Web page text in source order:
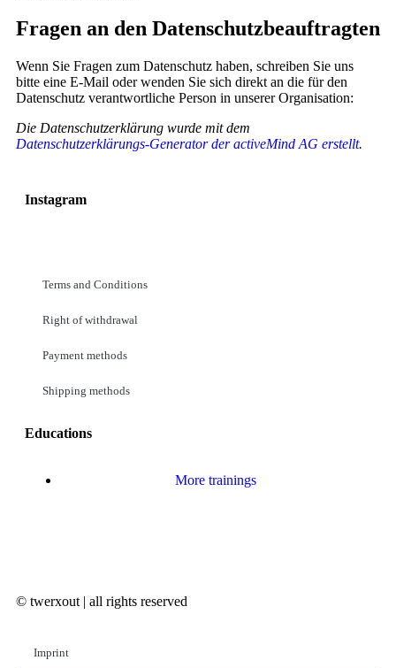
Fragen an den Datenschutzbeauftragten
Wenn Sie Fragen zum Datenschutz haben, schreiben Sie uns
bitte eine E-Mail oder wenden Sie sich direkt an die für den
Datenschutz verantwortliche Person in unserer Organisation:
Die Datenschutzerklärung wurde mit dem
Datenschutzerklärungs-Generator der activeMind AG erstellt.
Instagram
Terms and Conditions
Right of withdrawal
Payment methods
Shipping methods
Educations
More trainings
© twerxout | all rights reserved
Imprint